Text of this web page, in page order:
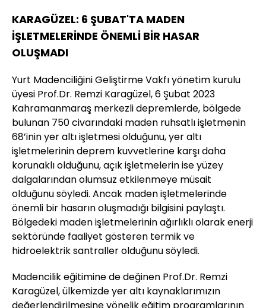
KARAGÜZEL: 6 ŞUBAT'TA MADEN
İŞLETMELERİNDE ÖNEMLİ BİR HASAR
OLUŞMADI
Yurt Madenciliğini Geliştirme Vakfı yönetim kurulu
üyesi Prof.Dr. Remzi Karagüzel, 6 Şubat 2023
Kahramanmaraş merkezli depremlerde, bölgede
bulunan 750 civarındaki maden ruhsatlı işletmenin
68’inin yer altı işletmesi olduğunu, yer altı
işletmelerinin deprem kuvvetlerine karşı daha
korunaklı olduğunu, açık işletmelerin ise yüzey
dalgalarından olumsuz etkilenmeye müsait
olduğunu söyledi. Ancak maden işletmelerinde
önemli bir hasarın oluşmadığı bilgisini paylaştı.
Bölgedeki maden işletmelerinin ağırlıklı olarak enerji
sektöründe faaliyet gösteren termik ve
hidroelektrik santraller olduğunu söyledi.
Madencilik eğitimine de değinen Prof.Dr. Remzi
Karagüzel, ülkemizde yer altı kaynaklarımızın